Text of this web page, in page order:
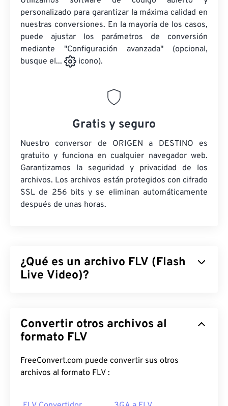
personalizado para garantizar la máxima calidad en
nuestras conversiones. En la mayoría de los casos,
puede ajustar los parámetros de conversión
mediante "Configuración avanzada" (opcional,
busque el...
icono).
Gratis y seguro
Nuestro conversor de ORIGEN a DESTINO es
gratuito y funciona en cualquier navegador web.
Garantizamos la seguridad y privacidad de los
archivos. Los archivos están protegidos con cifrado
SSL de 256 bits y se eliminan automáticamente
después de unas horas.
¿Qué es un archivo FLV (Flash
Live Video)?
ofrece contenido multimedia de alta calidad y bien
sincronizado, principalmente a través de internet.
utilizacódecspara comprimir el tamaño del
archivo. FLV utiliza el estándar abierto
Convertir otros archivos al
formato FLV
FreeConvert.com puede convertir sus otros
archivos al formato FLV :